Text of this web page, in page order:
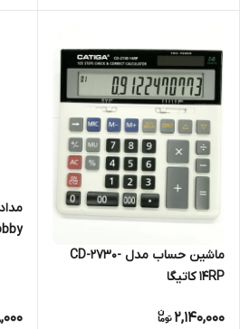
ماشین حساب مدل CD-2730-
14RP کاتیگا
2,140,000